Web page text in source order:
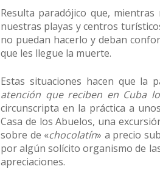
Resulta paradójico que, mientras
nuestras playas y centros
no puedan hacerlo y deban
que les llegue la muerte.
Estas situaciones hacen que la
atención que reciben en Cuba
circunscripta en la práctica a
Casa de los Abuelos, una
sobre de «chocolatín» a precio
por algún solícito organismo de
apreciaciones.